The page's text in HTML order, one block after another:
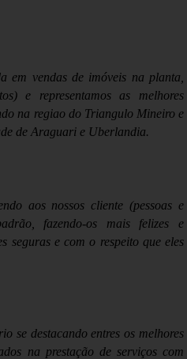
podem pagar IPTU com desconto
IR exige declaração até o fim de
bilhões em fevereiro, diz
em vendas de imóveis na planta,
e representamos as melhores
na regiao do Triangulo Mineiro e
de Araguari e Uberlandia.
aos nossos cliente (pessoas e
fazendo-os mais felizes e
seguras e com o respeito que eles
se destacando entres os melhores
na prestação de serviços com